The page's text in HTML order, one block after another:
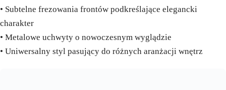
• Subtelne frezowania frontów podkreślające elegancki
charakter
• Metalowe uchwyty o nowoczesnym wyglądzie
• Uniwersalny styl pasujący do różnych aranżacji wnętrz